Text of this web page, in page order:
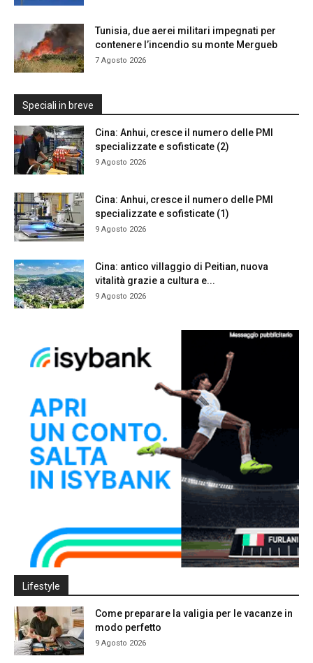
Tunisia, due aerei militari impegnati per
contenere l’incendio su monte Mergueb
7 Agosto 2026
Speciali in breve
Cina: Anhui, cresce il numero delle PMI
specializzate e sofisticate (2)
9 Agosto 2026
Cina: Anhui, cresce il numero delle PMI
specializzate e sofisticate (1)
9 Agosto 2026
Cina: antico villaggio di Peitian, nuova
vitalità grazie a cultura e...
9 Agosto 2026
Lifestyle
Come preparare la valigia per le vacanze in
modo perfetto
9 Agosto 2026